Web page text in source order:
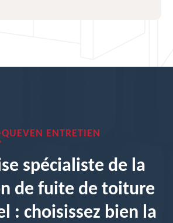
QUEVEN ENTRETIEN
spécialiste de la
de fuite de toiture
: choisissez bien la